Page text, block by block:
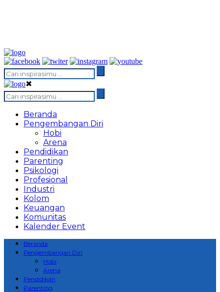
✖
Beranda
Pengembangan Diri
Hobi
Arena
Pendidikan
Parenting
Psikologi
Profesional
Industri
Kolom
Keuangan
Komunitas
Kalender Event
Beranda
Pengembangan Diri
Hobi
Arena
Pendidikan
Parenting